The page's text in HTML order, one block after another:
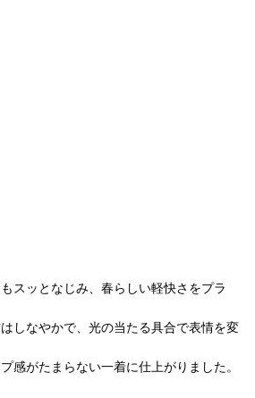
スッとなじみ、春らしい軽快さをプラ
しなやかで、光の当たる具合で表情を変
感がたまらない一着に仕上がりました。